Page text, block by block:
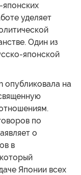
уделяет
Один из
японской
опубликовала на
по
о
в
Японии всех